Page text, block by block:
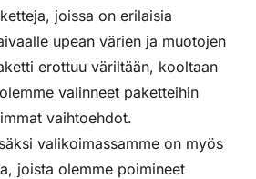
joissa on erilaisia
upean värien ja muotojen
erottuu väriltään, kooltaan
valinneet paketteihin
vaihtoehdot.
valikoimassamme on myös
joista olemme poimineet